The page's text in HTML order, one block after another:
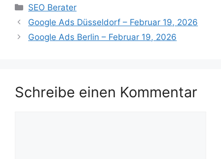
Kategorien
SEO Berater
Google Ads Düsseldorf – Februar 19, 2026
Google Ads Berlin – Februar 19, 2026
Schreibe einen Kommentar